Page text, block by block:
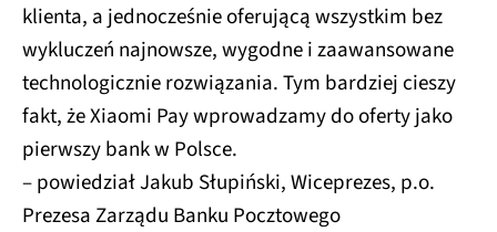
klienta, a jednocześnie oferującą wszystkim bez
wykluczeń najnowsze, wygodne i zaawansowane
technologicznie rozwiązania. Tym bardziej cieszy
fakt, że Xiaomi Pay wprowadzamy do oferty jako
pierwszy bank w Polsce.
– powiedział Jakub Słupiński, Wiceprezes, p.o.
Prezesa Zarządu Banku Pocztowego